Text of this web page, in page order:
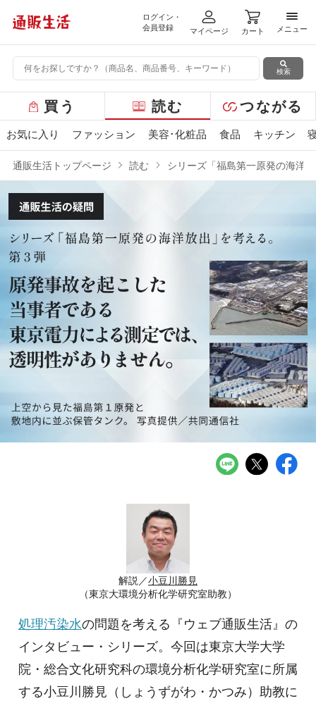
ログイン・
会員登録
マイページ カート
メニ
メニュー
検索
ー
バ
ー
買う 読む つながる
お気に入り ファッション 美容･化粧品 食品 キッチン
通販生活トップページ 読む シリーズ「福島第一原発の海洋
解説／小豆川勝見
（東京大環境分析化学研究室助教）
処理汚染水の問題を考える『ウェブ通販生活』の
インタビュー・シリーズ。今回は東京大学大学
院・総合文化研究科の環境分析化学研究室に所属
する小豆川勝見（しょうずがわ・かつみ）助教に